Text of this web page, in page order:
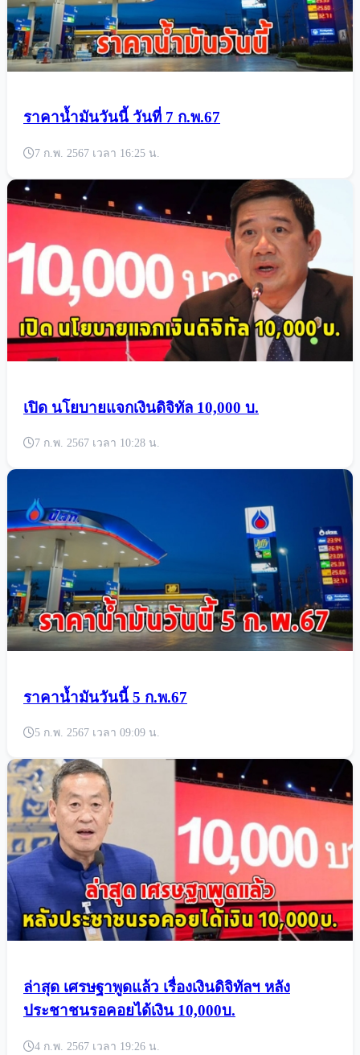
ราคาน้ำมันวันนี้ วันที่ 7 ก.พ.67
7 ก.พ. 2567 เวลา 16:25 น.
เปิด นโยบายแจกเงินดิจิทัล 10,000 บ.
7 ก.พ. 2567 เวลา 10:28 น.
ราคาน้ำมันวันนี้ 5 ก.พ.67
5 ก.พ. 2567 เวลา 09:09 น.
ล่าสุด เศรษฐาพูดแล้ว เรื่องเงินดิจิทัลฯ หลัง
ประชาชนรอคอยได้เงิน 10,000บ.
4 ก.พ. 2567 เวลา 19:26 น.